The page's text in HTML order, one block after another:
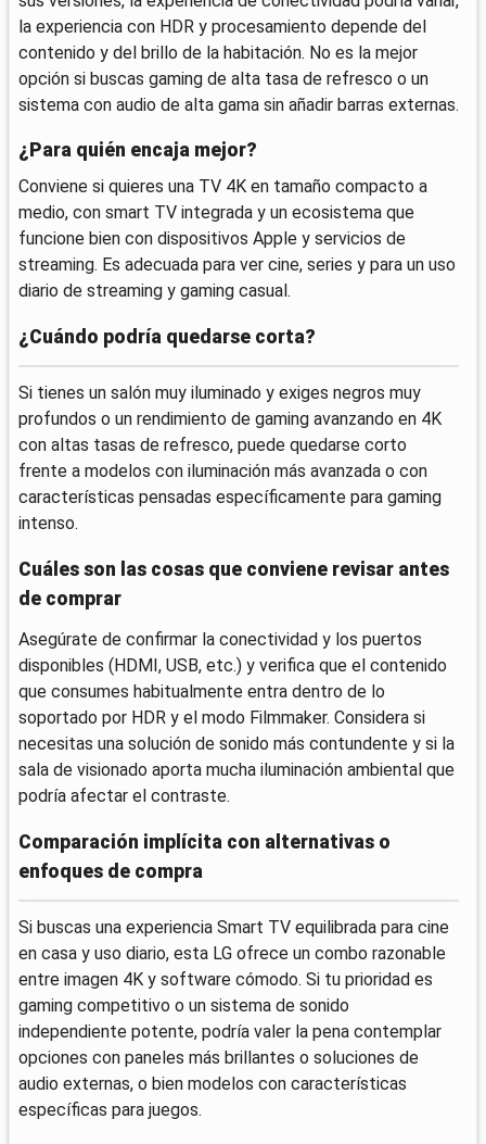
la experiencia con HDR y procesamiento depende del
contenido y del brillo de la habitación. No es la mejor
opción si buscas gaming de alta tasa de refresco o un
sistema con audio de alta gama sin añadir barras externas.
¿Para quién encaja mejor?
Conviene si quieres una TV 4K en tamaño compacto a
medio, con smart TV integrada y un ecosistema que
funcione bien con dispositivos Apple y servicios de
streaming. Es adecuada para ver cine, series y para un uso
diario de streaming y gaming casual.
¿Cuándo podría quedarse corta?
Si tienes un salón muy iluminado y exiges negros muy
profundos o un rendimiento de gaming avanzando en 4K
con altas tasas de refresco, puede quedarse corto
frente a modelos con iluminación más avanzada o con
características pensadas específicamente para gaming
intenso.
Cuáles son las cosas que conviene revisar antes
de comprar
Asegúrate de confirmar la conectividad y los puertos
disponibles (HDMI, USB, etc.) y verifica que el contenido
que consumes habitualmente entra dentro de lo
soportado por HDR y el modo Filmmaker. Considera si
necesitas una solución de sonido más contundente y si la
sala de visionado aporta mucha iluminación ambiental que
podría afectar el contraste.
Comparación implícita con alternativas o
enfoques de compra
Si buscas una experiencia Smart TV equilibrada para cine
en casa y uso diario, esta LG ofrece un combo razonable
entre imagen 4K y software cómodo. Si tu prioridad es
gaming competitivo o un sistema de sonido
independiente potente, podría valer la pena contemplar
opciones con paneles más brillantes o soluciones de
audio externas, o bien modelos con características
específicas para juegos.